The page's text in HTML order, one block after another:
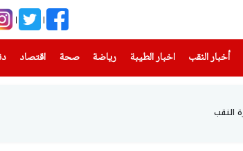
أخبار النقب
(current) اخبار الطيبة
(current) رياضة(current) صحة
(current) اقتصاد
(current)